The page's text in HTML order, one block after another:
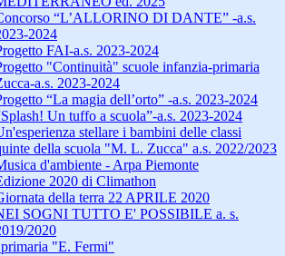
“L’ALLORINO DI DANTE” -a.s.
2024
FAI-a.s. 2023-2024
"Continuità" scuole infanzia-primaria
a.s. 2023-2024
“La magia dell’orto” -a.s. 2023-2024
Un tuffo a scuola”-a.s. 2023-2024
stellare i bambini delle classi
della scuola "M. L. Zucca" a.s. 2022/2023
d'ambiente - Arpa Piemonte
2020 di Climathon
della terra 22 APRILE 2020
SOGNI TUTTO E' POSSIBILE a. s.
2020
"E. Fermi"